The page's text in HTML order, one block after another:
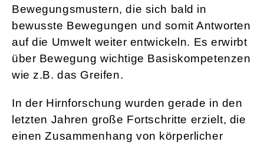
Bewegungsmustern, die sich bald in
bewusste Bewegungen und somit Antworten
auf die Umwelt weiter entwickeln. Es erwirbt
über Bewegung wichtige Basiskompetenzen
wie z.B. das Greifen.
In der Hirnforschung wurden gerade in den
letzten Jahren große Fortschritte erzielt, die
einen Zusammenhang von körperlicher